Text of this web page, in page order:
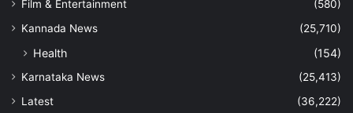
Film & Entertainment
(580)
Kannada News
(25,710)
Health (154)
Karnataka News
(25,413)
Latest
(36,222)